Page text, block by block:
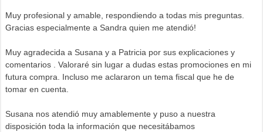
Muy profesional y amable, respondiendo a todas mis preguntas.
Gracias especialmente a Sandra quien me atendió!
Muy agradecida a Susana y a Patricia por sus explicaciones y
comentarios . Valoraré sin lugar a dudas estas promociones en mi
futura compra. Incluso me aclararon un tema fiscal que he de
tomar en cuenta.
Susana nos atendió muy amablemente y puso a nuestra
disposición toda la información que necesitábamos